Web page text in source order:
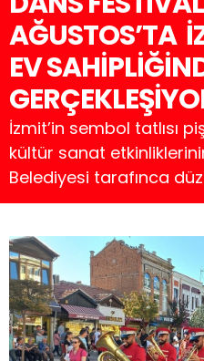
AĞUSTOS’TA
EV
İzmit’in sembol tatlısı
kültür sanat
Belediyesi tarafınca